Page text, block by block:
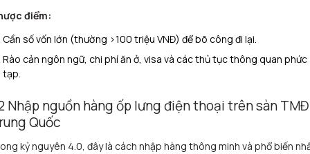
điểm:
Cần số vốn lớn (thường >100 triệu VNĐ) để bõ công đi lại.
Rào cản ngôn ngữ, chi phí ăn ở, visa và các thủ tục thông quan phức
tạp.
Nhập nguồn hàng ốp lưng điện thoại trên sàn
Quốc
kỷ nguyên 4.0, đây là cách nhập hàng thông minh và phổ biến